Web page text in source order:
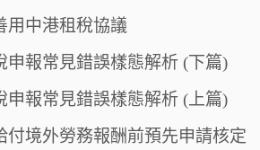
用中港租稅協議
申報常見錯誤樣態解析 (下篇)
申報常見錯誤樣態解析 (上篇)
付境外勞務報酬前預先申請核定